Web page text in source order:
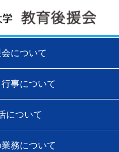
について
事について
について
務について